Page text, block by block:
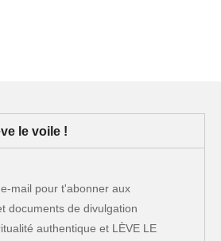
le voile !
mail pour t'abonner aux
documents de divulgation
authentique et LÈVE LE